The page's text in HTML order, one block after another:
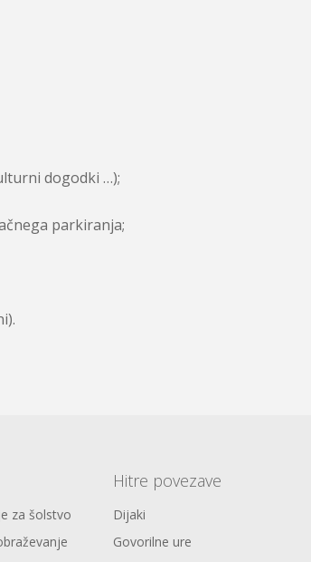
dogodki …);
parkiranja;
za šolstvo
Hitre povezave
Dijaki
Govorilne ure